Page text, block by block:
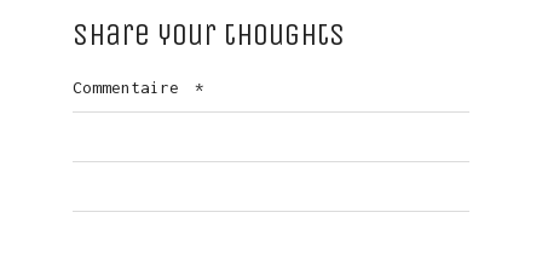
Share your thoughts
Commentaire *